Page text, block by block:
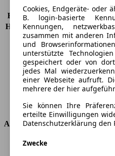
KW (PS)
Beschleunigung (0-100 km/h)
Höchstgeschwindigkeit (km/h)
Anzahl der Gänge
7
Drehmoment
Hubraum
Kraftstoff
Zylinder
6
Getriebe
Antriebsart
Abmessungen
Länge
Cookies, Endgeräte- oder
B. login-basierte
Kennungen,
zusammen mit anderen
und
unterstützte
gespeichert oder von
jedes Mal
einer Webseite aufruft.
mehrere der hier
Sie können Ihre
erteilte Einwilligungen
Datenschutzerklärung den
Zwecke